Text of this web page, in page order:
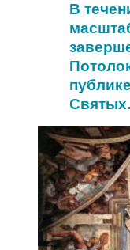
В
Святых.